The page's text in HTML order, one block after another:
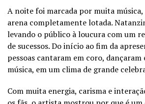
A noite foi marcada por muita música,
arena completamente lotada.
levando o público à loucura com um
de sucessos. Do início ao fim da
pessoas cantaram em coro, dançaram
música, em um clima de grande
Com muita energia, carisma e